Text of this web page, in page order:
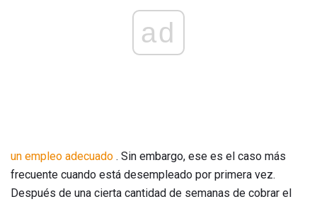
ad
un empleo adecuado . Sin embargo, ese es el caso más
frecuente cuando está desempleado por primera vez.
Después de una cierta cantidad de semanas de cobrar el